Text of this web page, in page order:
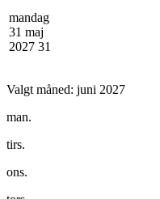
mandag
31 maj
2027 31
Valgt måned: juni 2027
man.
tirs.
ons.